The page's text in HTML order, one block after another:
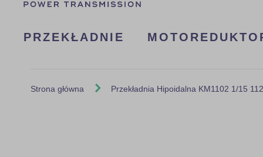
PRZEKŁADNIE
Strona główna Przekładnia Hipoidalna KM1102 1/15